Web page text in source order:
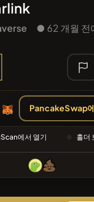
#152
Pepino
#88
🔎 최근 검
❌최근 코
● 62 개월 전
PancakeSwap
에서 열기 홀더